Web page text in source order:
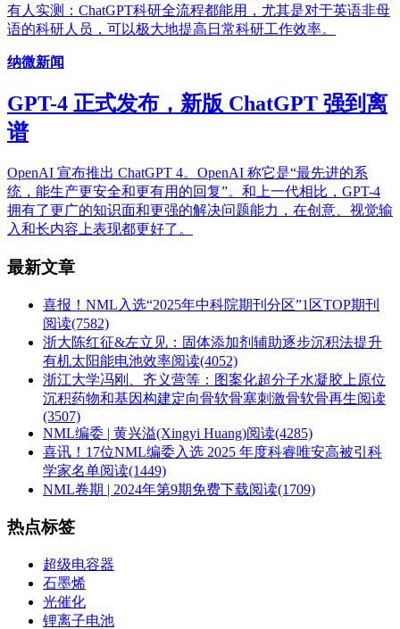
有人实测：ChatGPT科研全流程都能用，尤其是对于英语非母
语的科研人员，可以极大地提高日常科研工作效率。
纳微新闻
GPT-4 正式发布，新版 ChatGPT 强到离
谱
OpenAI 宣布推出 ChatGPT 4。OpenAI 称它是“最先进的系
统，能生产更安全和更有用的回复”。和上一代相比，GPT-4
拥有了更广的知识面和更强的解决问题能力，在创意、视觉输
入和长内容上表现都更好了。
最新文章
喜报！NML入选“2025年中科院期刊分区”1区TOP期刊
阅读(7582)
浙大陈红征&左立见：固体添加剂辅助逐步沉积法提升
有机太阳能电池效率阅读(4052)
浙江大学冯刚、齐义营等：图案化超分子水凝胶上原位
沉积药物和基因构建定向骨软骨塞刺激骨软骨再生阅读
(3507)
NML编委 | 黄兴溢(Xingyi Huang)阅读(4285)
喜讯！17位NML编委入选 2025 年度科睿唯安高被引科
学家名单阅读(1449)
NML卷期 | 2024年第9期免费下载阅读(1709)
热点标签
超级电容器
石墨烯
光催化
锂离子电池